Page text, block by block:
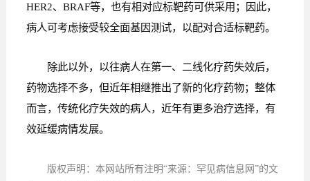
HER2、BRAF等，也有相对应标靶药可供采用；因此，
病人可考虑接受较全面基因测试，以配对合适标靶药。
除此以外，以往病人在第一、二线化疗药失效后，
药物选择不多，但近年相继推出了新的化疗药物；整体
而言，传统化疗失效的病人，近年有更多治疗选择，有
效延缓病情发展。
版权声明：本网站所有注明“来源：罕见病信息网”的文